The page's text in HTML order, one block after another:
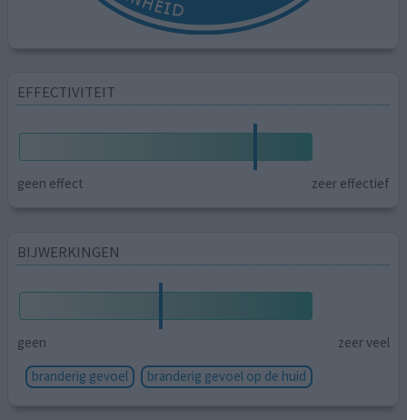
EFFECTIVITEIT
geen effect zeer effectief
BIJWERKINGEN
geen
zeer veel
branderig gevoel
branderig gevoel op de huid